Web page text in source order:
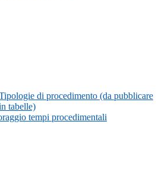
di procedimento (da pubblicare
tabelle)
tempi procedimentali